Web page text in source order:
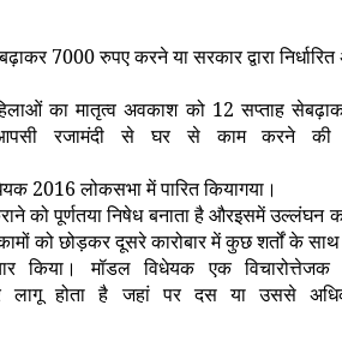
7000रुपए करने या सरकार द्वारा
का मातृत्व अवकाश को 12 सप्ताह
रजामंदी से घर से काम करने की
2016लोकसभा में पारित कियागया।
पूर्णतया निषेध बनाता है औरइसमें उल्लंघन
को छोड़कर दूसरे कारोबार में कुछ शर्तों के
किया। मॉडल विधेयक एक
होता है जहां पर दस या उससे